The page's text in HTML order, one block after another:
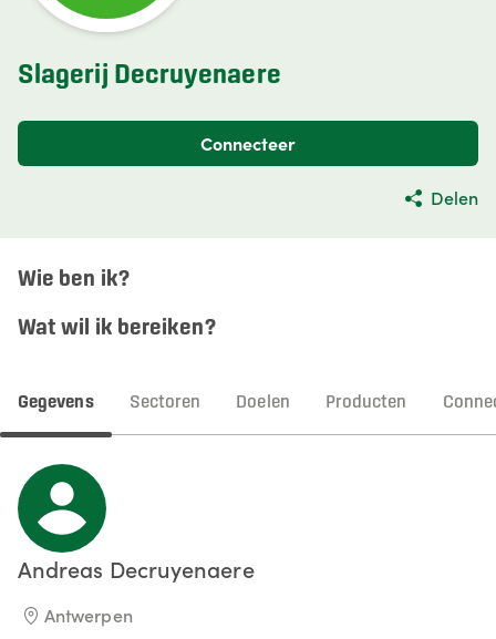
Slagerij Decruyenaere
Connecteer
Delen
Wie ben ik?
Wat wil ik bereiken?
Gegevens Sectoren Doelen Producten
Andreas Decruyenaere
Antwerpen